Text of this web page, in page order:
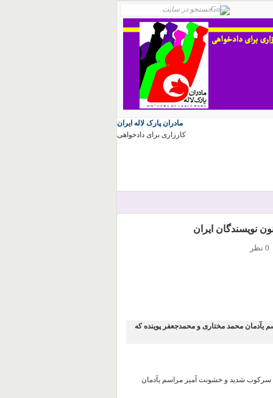
مادران پارک لاله ایران
کارزاری برای دادخواهی
نویسندگان ایران
0 نظر
یآدمان محمد مختاری و محمدجعفر پوینده که
به سرکوب شدید و خشونت آمیز مراسم یآدمان